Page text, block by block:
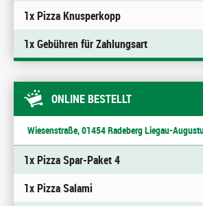
1x Pizza Knusperkopp
1x Gebühren für Zahlungsart
ONLINE BESTELLT
Wiesenstraße, 01454 Radeberg Liegau-
1x Pizza Spar-Paket 4
1x Pizza Salami